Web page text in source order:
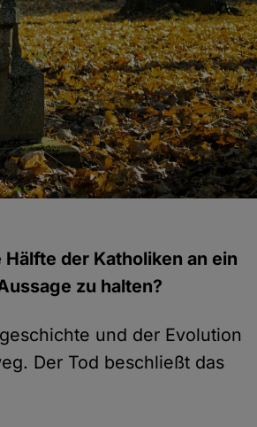
der Katholiken an ein
zu halten?
und der Evolution
Der Tod beschließt das